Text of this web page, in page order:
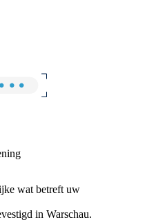
wat betreft uw
in Warschau.